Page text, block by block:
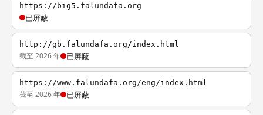
https://big5.falundafa.org
已屏蔽
http://gb.falundafa.org/index.html
截至 2026 年 已屏蔽
https://www.falundafa.org/eng/index.html
截至 2026 年 已屏蔽